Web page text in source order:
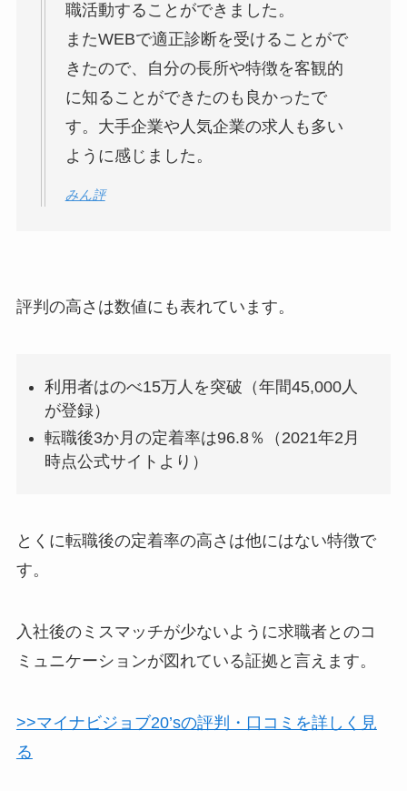
職活動することができました。
またWEBで適正診断を受けることがで
きたので、自分の長所や特徴を客観的
に知ることができたのも良かったで
す。大手企業や人気企業の求人も多い
ように感じました。
みん評
評判の高さは数値にも表れています。
利用者はのべ15万人を突破（年間45,000人
が登録）
転職後3か月の定着率は96.8％（2021年2月
時点公式サイトより）
とくに転職後の定着率の高さ は他にはない特徴で
す。
入社後のミスマッチが少ないように求職者とのコ
ミュニケーションが図れている証拠と言えます。
>>マイナビジョブ20’sの評判・口コミを詳しく見
る